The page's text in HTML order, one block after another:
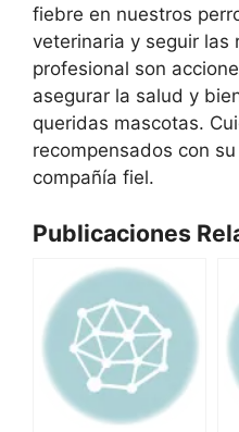
fiebre en nuestros
veterinaria y seguir las
profesional son
asegurar la salud y
queridas mascotas.
recompensados con
compañía fiel.
Publicaciones